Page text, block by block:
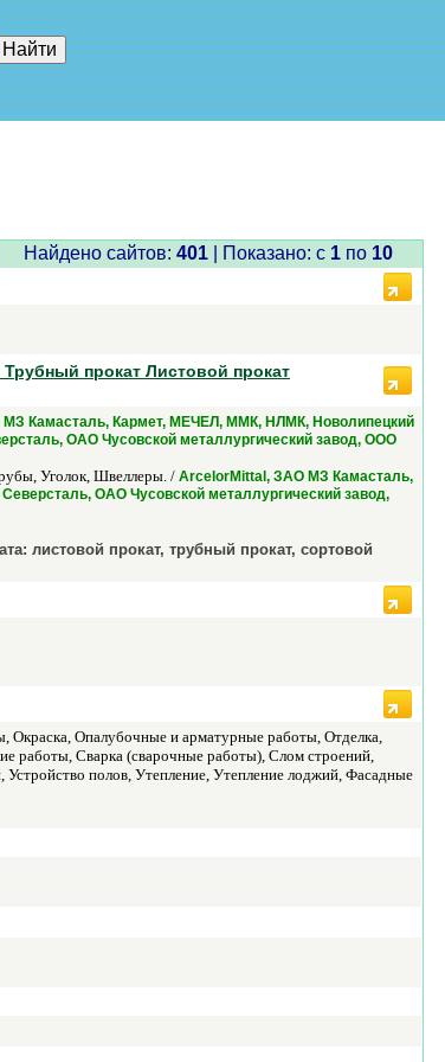
Найдено сайтов: 401 | Показано: c 1 по 10
прокат Листовой прокат
Камасталь, Кармет, МЕЧЕЛ, ММК, НЛМК, Новолипецкий
ОАО Чусовской металлургический завод, ООО
Уголок, Швеллеры. / ArcelorMittal, ЗАО МЗ Камасталь,
ОАО Чусовской металлургический завод,
листовой прокат, трубный прокат, сортовой
Окраска, Опалубочные и арматурные работы, Отделка,
работы, Сварка (сварочные работы), Слом строений,
Устройство полов, Утепление, Утепление лоджий, Фасадные